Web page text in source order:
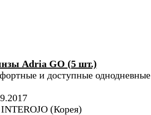
Adria GO (5 шт.)
и доступные однодневные
(Корея)